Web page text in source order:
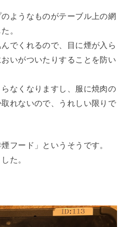
ようなものがテーブル上の網
。
でくれるので、目に煙が入ら
いがついたりすることを防い
なくなりますし、服に焼肉の
れないので、うれしい限りで
フード」というそうです。
た。